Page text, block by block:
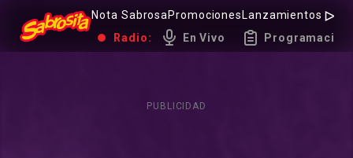
Nota Sabrosa Promociones Lanzamientos Hot
Radio:
En Vivo Programación
PUBLICIDAD